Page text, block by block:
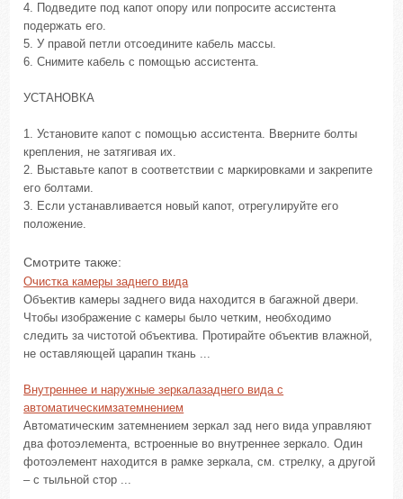
4. Подведите под капот опору или попросите ассистента
подержать его.
5. У правой петли отсоедините кабель массы.
6. Снимите кабель с помощью ассистента.
УСТАНОВКА
1. Установите капот с помощью ассистента. Вверните болты
крепления, не затягивая их.
2. Выставьте капот в соответствии с маркировками и закрепите
его болтами.
3. Если устанавливается новый капот, отрегулируйте его
положение.
Смотрите также:
Очистка камеры заднего вида
Объектив камеры заднего вида находится в багажной двери.
Чтобы изображение с камеры было четким, необходимо
следить за чистотой объектива. Протирайте объектив влажной,
не оставляющей царапин ткань ...
Внутреннее и наружные зеркалазаднего вида с
автоматическимзатемнением
Автоматическим затемнением зеркал зад него вида управляют
два фотоэлемента, встроенные во внутреннее зеркало. Один
фотоэлемент находится в рамке зеркала, см. стрелку, а другой
– с тыльной стор ...